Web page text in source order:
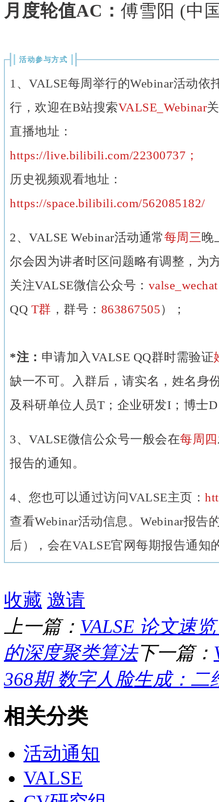
月度轮值AC： 傅雪阳 (中
活动参与方式
1、VALSE每周举行的Webinar活动依
行，欢迎在B站搜索VALSE_Webinar
直播地址：
https://live.bilibili.com/22300737；
历史视频观看地址：
https://space.bilibili.com/562085182/
2、VALSE Webinar活动通常每周三晚
尔会因为讲者时区问题略有调整，为
关注VALSE微信公众号：
QQ T群 ，群号： 863867505）；
*注： 申请加入VALSE QQ群时需验证
缺一不可。入群后，请实名，姓名身
及科研单位人员T；企业研发I；博士
3、VALSE微信公众号一般会在每周四
报告的通知。
4、 您也可以通过访问VALSE主页：
查看Webinar活动信息。Webinar报告
后），会在VALSE官网每期报告通知
收藏 邀请
上一篇： VALSE 论文速
的深度聚类算法下一篇：
368期 数字人脸生成：二
相关分类
活动通知
VALSE